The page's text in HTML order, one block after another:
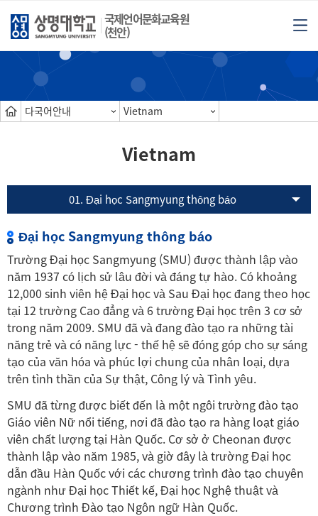
국제언어문화교육원
(천안)
다국어안내 Vietnam
Vietnam
01. Đại học Sangmyung thông báo
Đại học Sangmyung thông báo
Trường Đại học Sangmyung (SMU) được thành lập vào
năm 1937 có lịch sử lâu đời và đáng tự hào. Có khoảng
12,000 sinh viên hệ Đại học và Sau Đại học đang theo học
tại 12 trường Cao đẳng và 6 trường Đại học trên 3 cơ sở
trong năm 2009. SMU đã và đang đào tạo ra những tài
năng trẻ và có năng lực - thế hệ sẽ đóng góp cho sự sáng
tạo của văn hóa và phúc lợi chung của nhân loại, dựa
trên tình thần của Sự thật, Công lý và Tình yêu.
SMU đã từng được biết đến là một ngôi trường đào tạo
Giáo viên Nữ nổi tiếng, nơi đã đào tạo ra hàng loạt giáo
viên chất lượng tại Hàn Quốc. Cơ sở ở Cheonan được
thành lập vào năm 1985, và giờ đây là trường Đại học
dẫn đầu Hàn Quốc với các chương trình đào tạo chuyên
ngành như Đại học Thiết kế, Đại học Nghệ thuật và
Chương trình Đào tạo Ngôn ngữ Hàn Quốc.